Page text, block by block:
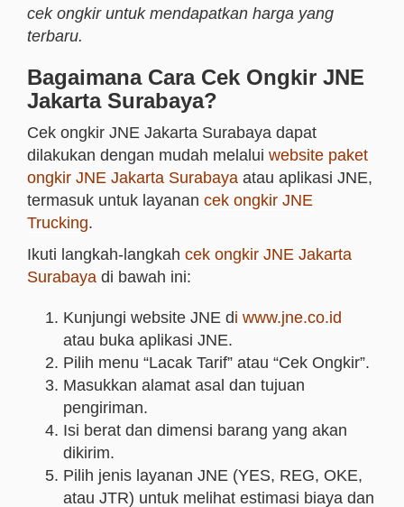
cek ongkir untuk mendapatkan harga yang
terbaru.
Bagaimana Cara Cek Ongkir JNE
Jakarta Surabaya?
Cek ongkir JNE Jakarta Surabaya dapat
dilakukan dengan mudah melalui website paket
ongkir JNE Jakarta Surabaya atau aplikasi JNE,
termasuk untuk layanan cek ongkir JNE
Trucking.
Ikuti langkah-langkah cek ongkir JNE Jakarta
Surabaya di bawah ini:
Kunjungi website JNE di www.jne.co.id
atau buka aplikasi JNE.
Pilih menu “Lacak Tarif” atau “Cek Ongkir”.
Masukkan alamat asal dan tujuan
pengiriman.
Isi berat dan dimensi barang yang akan
dikirim.
Pilih jenis layanan JNE (YES, REG, OKE,
atau JTR) untuk melihat estimasi biaya dan